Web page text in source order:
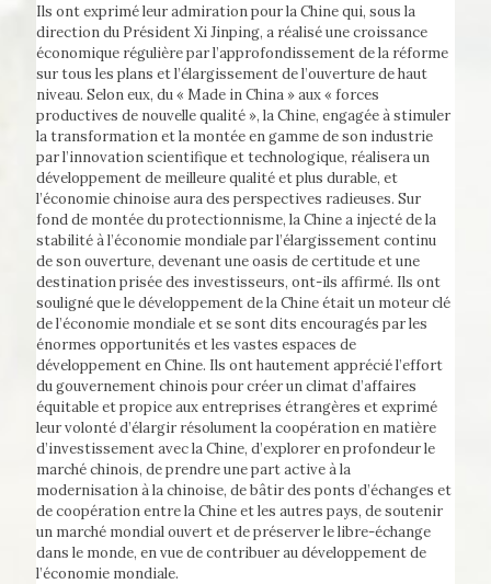
Ils ont exprimé leur admiration pour la Chine qui, sous la
direction du Président Xi Jinping, a réalisé une croissance
économique régulière par l’approfondissement de la réforme
sur tous les plans et l’élargissement de l’ouverture de haut
niveau. Selon eux, du « Made in China » aux « forces
productives de nouvelle qualité », la Chine, engagée à stimuler
la transformation et la montée en gamme de son industrie
par l’innovation scientifique et technologique, réalisera un
développement de meilleure qualité et plus durable, et
l’économie chinoise aura des perspectives radieuses. Sur
fond de montée du protectionnisme, la Chine a injecté de la
stabilité à l’économie mondiale par l’élargissement continu
de son ouverture, devenant une oasis de certitude et une
destination prisée des investisseurs, ont-ils affirmé. Ils ont
souligné que le développement de la Chine était un moteur clé
de l’économie mondiale et se sont dits encouragés par les
énormes opportunités et les vastes espaces de
développement en Chine. Ils ont hautement apprécié l’effort
du gouvernement chinois pour créer un climat d’affaires
équitable et propice aux entreprises étrangères et exprimé
leur volonté d’élargir résolument la coopération en matière
d’investissement avec la Chine, d’explorer en profondeur le
marché chinois, de prendre une part active à la
modernisation à la chinoise, de bâtir des ponts d’échanges et
de coopération entre la Chine et les autres pays, de soutenir
un marché mondial ouvert et de préserver le libre-échange
dans le monde, en vue de contribuer au développement de
l’économie mondiale.